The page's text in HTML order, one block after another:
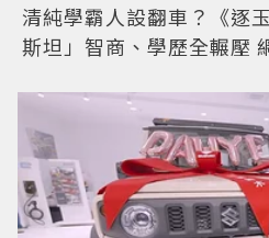
清純學霸人設翻車？《逐
斯坦」智商、學歷全輾壓